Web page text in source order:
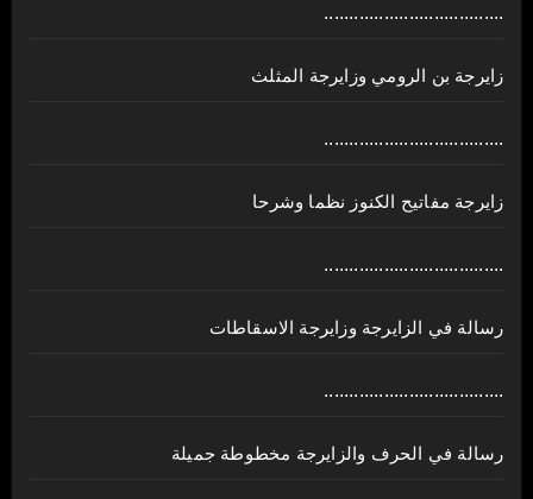
....................................
زايرجة بن الرومي وزايرجة المثلث
....................................
زايرجة مفاتيح الكنوز نظما وشرحا
....................................
رسالة في الزايرجة وزايرجة الاسقاطات
....................................
رسالة في الحرف والزايرجة مخطوطة جميلة